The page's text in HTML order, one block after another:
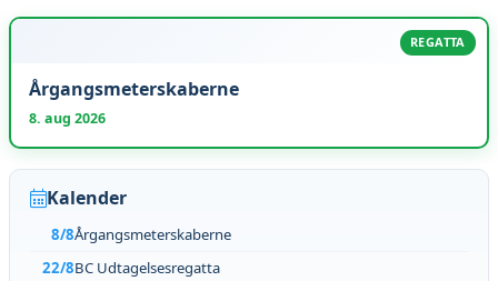
REGATTA
Årgangsmeterskaberne
8. aug 2026
Kalender
8/8Årgangsmeterskaberne
22/8BC Udtagelsesregatta